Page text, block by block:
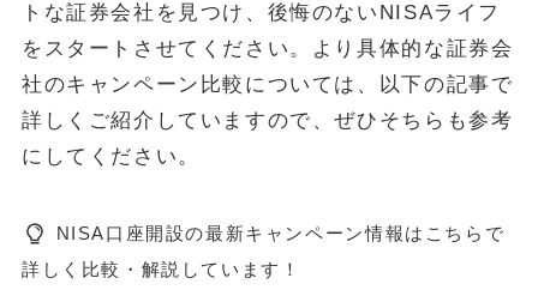
トな証券会社を見つけ、後悔のないNISAライフ
をスタートさせてください。より具体的な証券会
社のキャンペーン比較については、以下の記事で
詳しくご紹介していますので、ぜひそちらも参考
にしてください。
NISA口座開設の最新キャンペーン情報はこちらで
詳しく比較・解説しています！